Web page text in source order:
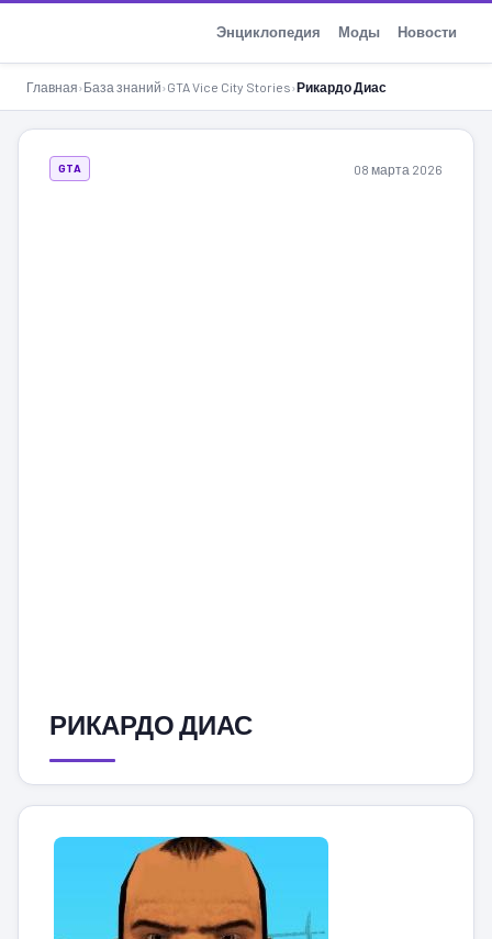
Энциклопедия Моды Новости
Главная›База знаний›GTA Vice City Stories›Рикардо Диас
GTA 08 марта 2026
РИКАРДО ДИАС